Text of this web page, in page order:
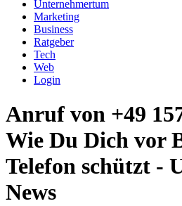
Unternehmertum
Marketing
Business
Ratgeber
Tech
Web
Login
Anruf von +49
Wie Du Dich vor
Telefon schützt -
News